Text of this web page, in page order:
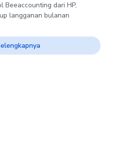
Beeaccounting dari HP,
langganan bulanan